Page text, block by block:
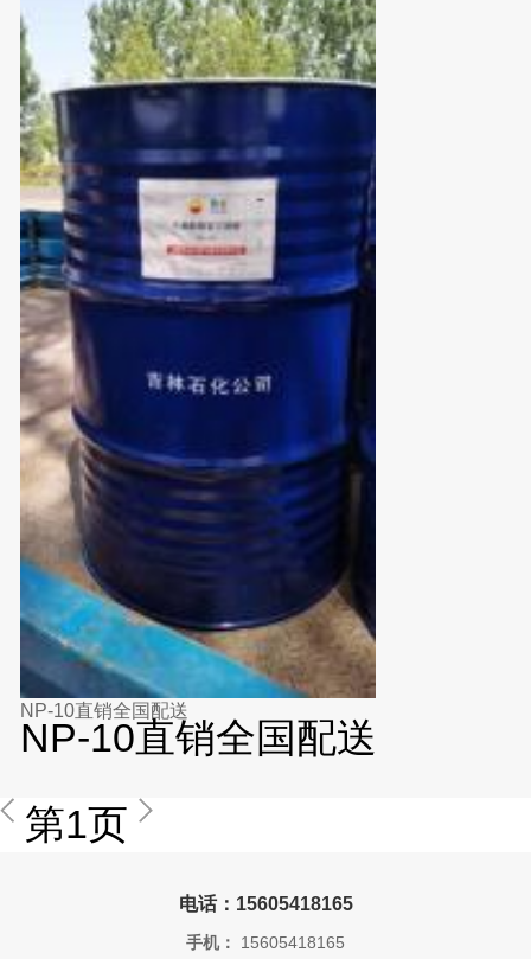
NP-10直销全国配送
NP-10直销全国配送
第1页
电话：15605418165
手机： 15605418165